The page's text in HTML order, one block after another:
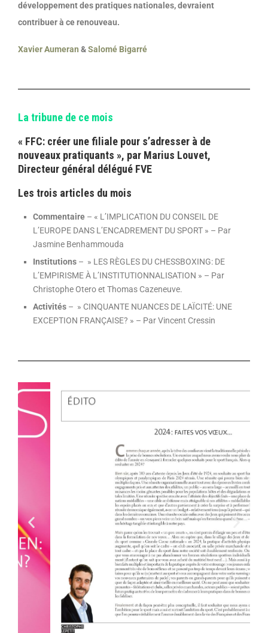
développement des pratiques nationales, devraient
contribuer à ce renouveau.
Xavier Aumeran &Salomé Bigarré
La tribune de ce mois
« FFC: créer une filiale pour s’adresser à de
nouveaux pratiquants », par Marius Louvet,
Directeur général délégué FVE
Les trois articles du mois
Commentaire – « L’IMPLICATION DU CONSEIL DE
L’EUROPE DANS L’ENCADREMENT DU SPORT » – Par
Jasmine Benhammouda
Institutions – » LES RÈGLES DU CHESSBOXING: DE
L’EMPIRISME À L’INSTITUTIONNALISATION » – Par
Christophe Otero et Thomas Cazeneuve.
Activités – » CINQUANTE NUANCES DE LAÏCITÉ: UNE
EXCEPTION FRANÇAISE? » – Par Vincent Cressin